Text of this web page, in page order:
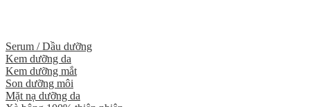
Serum / Dầu dưỡng
Kem dưỡng da
Kem dưỡng mắt
Son dưỡng môi
Mặt nạ dưỡng da